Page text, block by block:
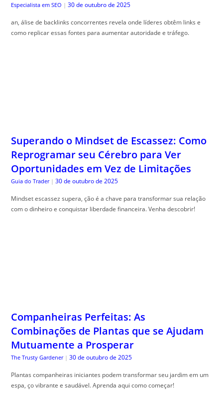
Especialista em SEO | 30 de outubro de 2025
an, álise de backlinks concorrentes revela onde líderes obtêm links e
como replicar essas fontes para aumentar autoridade e tráfego.
Superando o Mindset de Escassez: Como
Reprogramar seu Cérebro para Ver
Oportunidades em Vez de Limitações
Guia do Trader | 30 de outubro de 2025
Mindset escassez supera, ção é a chave para transformar sua relação
com o dinheiro e conquistar liberdade financeira. Venha descobrir!
Companheiras Perfeitas: As
Combinações de Plantas que se Ajudam
Mutuamente a Prosperar
The Trusty Gardener | 30 de outubro de 2025
Plantas companheiras iniciantes podem transformar seu jardim em um
espa, ço vibrante e saudável. Aprenda aqui como começar!